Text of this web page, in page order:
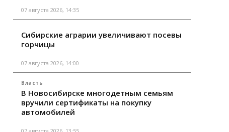
07 августа 2026, 14:35
Сибирские аграрии увеличивают посевы
горчицы
07 августа 2026, 14:00
Власть
В Новосибирске многодетным семьям
вручили сертификаты на покупку
автомобилей